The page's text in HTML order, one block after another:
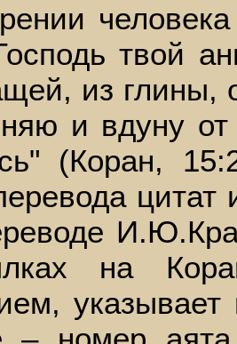
твой
из глины,
и вдуну
(Коран,
на